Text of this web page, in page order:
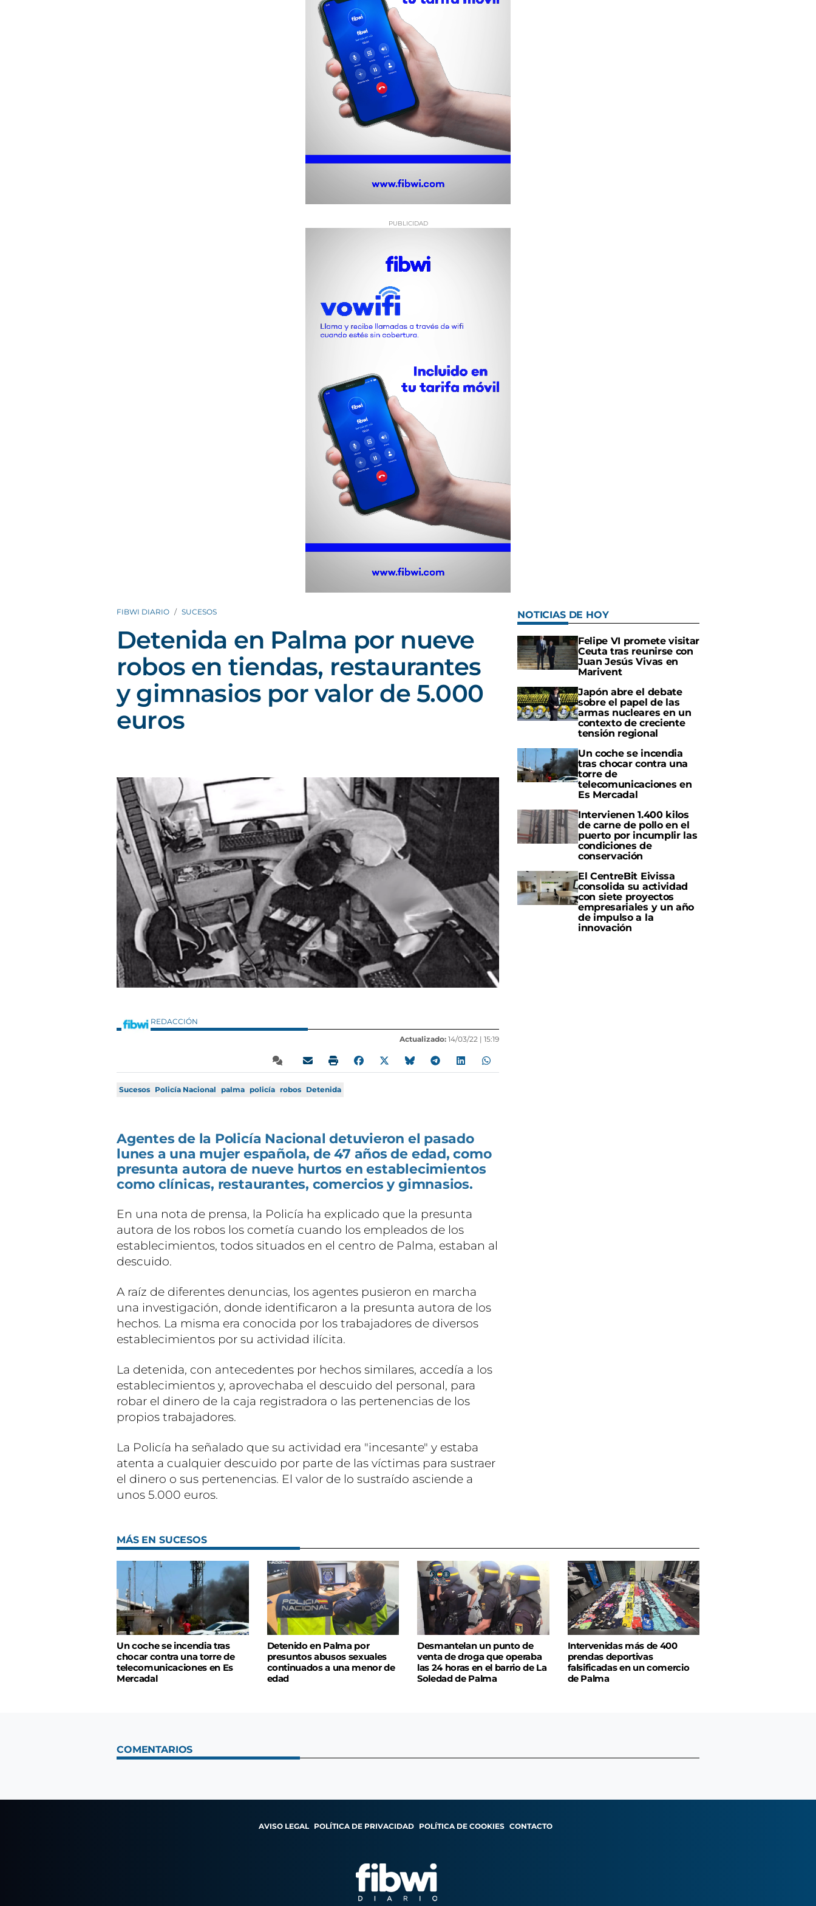
FIBWI DIARIO SUCESOS
Detenida en Palma por nueve
robos en tiendas, restaurantes
y gimnasios por valor de 5.000
euros
REDACCIÓN
Actualizado: 14/03/22 | 15:19
Sucesos Policía Nacional palma policía robos Detenida
Agentes de la Policía Nacional detuvieron el pasado
lunes a una mujer española, de 47 años de edad, como
presunta autora de nueve hurtos en establecimientos
como clínicas, restaurantes, comercios y gimnasios.
En una nota de prensa, la Policía ha explicado que la presunta
autora de los robos los cometía cuando los empleados de los
establecimientos, todos situados en el centro de Palma, estaban al
descuido.
A raíz de diferentes denuncias, los agentes pusieron en marcha
una investigación, donde identificaron a la presunta autora de los
hechos. La misma era conocida por los trabajadores de diversos
establecimientos por su actividad ilícita.
La detenida, con antecedentes por hechos similares, accedía a los
establecimientos y, aprovechaba el descuido del personal, para
robar el dinero de la caja registradora o las pertenencias de los
propios trabajadores.
La Policía ha señalado que su actividad era "incesante" y estaba
atenta a cualquier descuido por parte de las víctimas para sustraer
el dinero o sus pertenencias. El valor de lo sustraído asciende a
unos 5.000 euros.
NOTICIAS DE HOY
Felipe VI promete visitar
Ceuta tras reunirse con
Juan Jesús Vivas en
Marivent
Japón abre el debate
sobre el papel de las
armas nucleares en un
contexto de creciente
tensión regional
Un coche se incendia
tras chocar contra una
torre de
telecomunicaciones en
Es Mercadal
Intervienen 1.400 kilos
de carne de pollo en el
puerto por incumplir las
condiciones de
conservación
El CentreBit Eivissa
consolida su actividad
con siete proyectos
empresariales y un año
de impulso a la
innovación
MÁS EN SUCESOS
Un coche se incendia tras
chocar contra una torre de
telecomunicaciones en Es
Mercadal
Detenido en Palma por
presuntos abusos sexuales
continuados a una menor de
edad
Desmantelan un punto de
venta de droga que operaba
las 24 horas en el barrio de La
Soledad de Palma
Intervenidas más de 400
prendas deportivas
falsificadas en un comercio
de Palma
COMENTARIOS
AVISO LEGAL POLÍTICA DE PRIVACIDAD POLÍTICA DE COOKIES CONTACTO